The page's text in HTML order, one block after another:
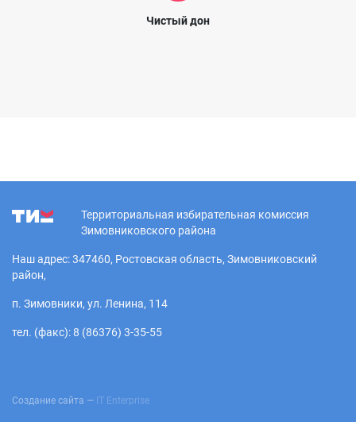
Чистый дон
Территориальная избирательная комиссия
Зимовниковского района
Наш адрес: 347460, Ростовская область, Зимовниковский
район,
п. Зимовники, ул. Ленина, 114
тел. (факс): 8 (86376) 3-35-55
Создание сайта — IT Enterprise